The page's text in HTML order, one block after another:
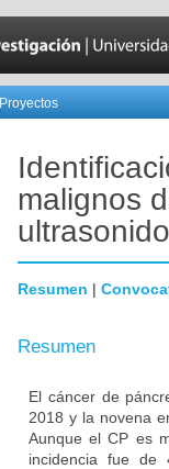
Proyectos
malignos
Resumen |
Resumen
El cáncer de
2018 y la novena
Aunque el CP es
incidencia fue de